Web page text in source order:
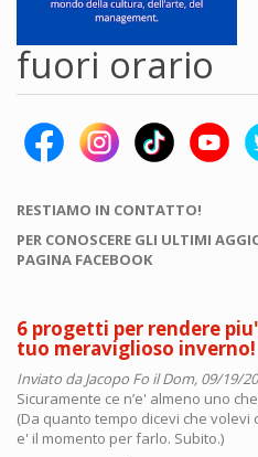
fuori orario
RESTIAMO IN CONTATTO!
PER CONOSCERE GLI ULTIMI
PAGINA FACEBOOK
6 progetti per rendere
tuo meraviglioso inverno!
Inviato daJacopo Fo il Dom, 09/19/
Sicuramente ce n’e' almeno uno
(Da quanto tempo dicevi che
e' il momento per farlo. Subito.)